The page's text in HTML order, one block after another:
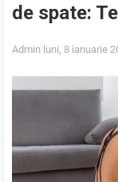
de spate:
Admin luni, 8 ianuarie